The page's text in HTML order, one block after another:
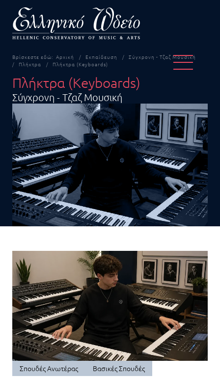
Βρίσκεστε εδώ: Αρχική Εκπαίδευση
Σύγχρονη - Τζαζ Μουσική
Πλήκτρα
Πλήκτρα (Keyboards)
Πλήκτρα (Keyboards)
Σύγχρονη - Τζαζ Μουσική
Σπουδές Ανωτέρας Βασικές Σπουδές